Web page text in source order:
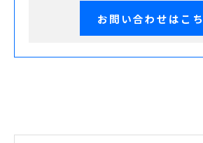
お問い合わせはこ